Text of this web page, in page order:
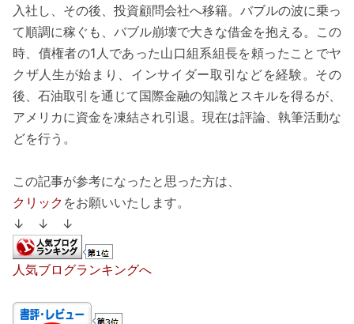
入社し、その後、投資顧問会社へ移籍。バブルの波に乗っ
て順調に稼ぐも、バブル崩壊で大きな借金を抱える。この
時、債権者の1人であった山口組系組長を頼ったことでヤ
クザ人生が始まり、インサイダー取引などを経験。その
後、石油取引を通じて国際金融の知識とスキルを得るが、
アメリカに資金を凍結され引退。現在は評論、執筆活動な
どを行う。
この記事が参考になったと思った方は、
クリック をお願いいたします。
↓ ↓ ↓
人気ブログランキングへ